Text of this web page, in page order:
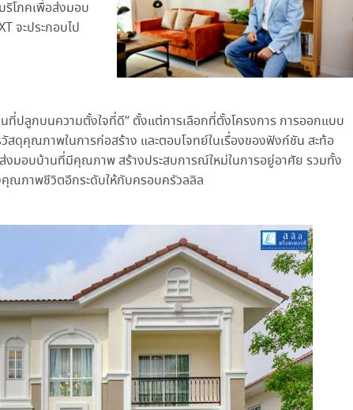
โภคเพื่อส่งมอบ
จะประกอบไป
ปลูกบนความตั้งใจที่ดี” ตั้งแต่การเลือกที่ตั้งโครงการ การออกแบบ
ดุคุณภาพในการก่อสร้าง และตอบโจทย์ในเรื่องของฟังก์ชัน สะท้อ
มอบบ้านที่มีคุณภาพ สร้างประสบการณ์ใหม่ในการอยู่อาศัย รวมทั้ง
คุณภาพชีวิตอีกระดับให้กับครอบครัวลลิล